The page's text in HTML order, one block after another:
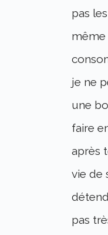
pas
même
je ne
une
faire
après
vie de
pas